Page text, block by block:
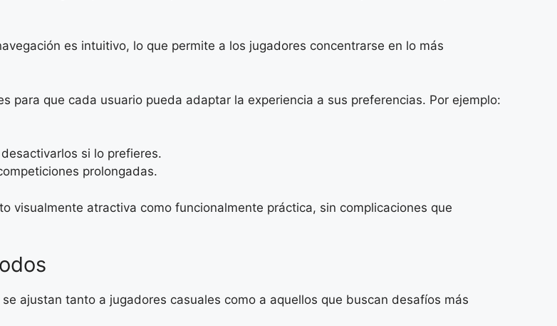
es intuitivo, lo que permite a los jugadores concentrarse en lo más
para que cada usuario pueda adaptar la experiencia a sus preferencias. Por ejemplo:
si lo prefieres.
prolongadas.
visualmente atractiva como funcionalmente práctica, sin complicaciones que
ajustan tanto a jugadores casuales como a aquellos que buscan desafíos más